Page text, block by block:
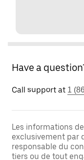
Have a
Call support at 1
Les informations
exclusivement par
responsable du
tiers ou de tout